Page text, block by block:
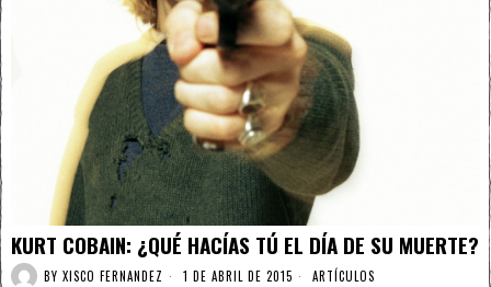
KURT COBAIN: ¿QUÉ HACÍAS TÚ EL DÍA DE SU MUERTE?
BY XISCO FERNANDEZ 1 DE ABRIL DE 2015 ARTÍCULOS